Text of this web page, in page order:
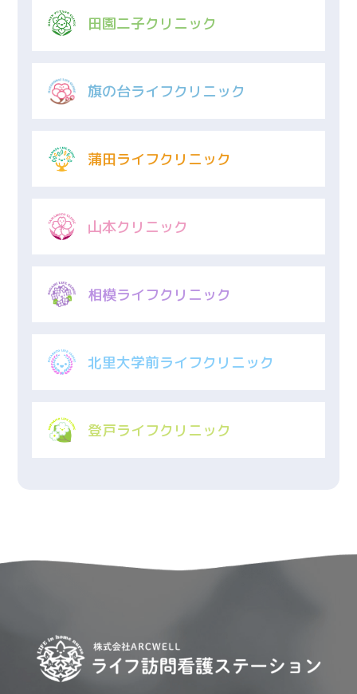
田園二子クリニック
旗の台ライフクリニック
蒲田ライフクリニック
山本クリニック
相模ライフクリニック
北里大学前ライフクリニック
登戸ライフクリニック